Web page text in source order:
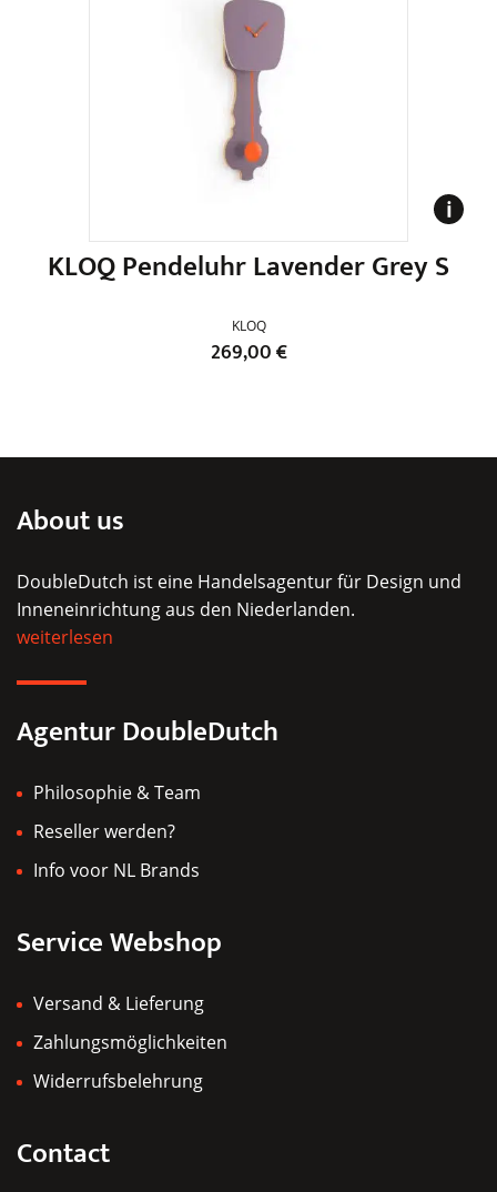
KLOQ Pendeluhr Lavender Grey S
KLOQ
269,00€
Optionen
können
gewählt
About us
DoubleDutch ist eine Handelsagentur für Design und
Inneneinrichtung aus den Niederlanden.
weiterlesen
Agentur DoubleDutch
Philosophie & Team
Reseller werden?
Info voor NL Brands
Service Webshop
Versand & Lieferung
Zahlungsmöglichkeiten
Widerrufsbelehrung
Contact